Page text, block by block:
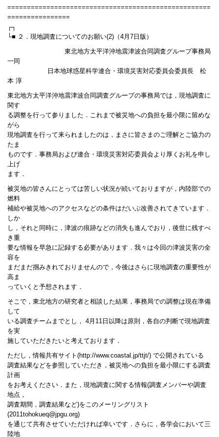
====================================================
================
┌┐
└■ ２．現地調査についてのお願い(2)（4月7日版）
東北地方太平洋沖地震津波合同調査グループ事務局
一同
日本地球惑星科学連合・環境災害対応委員会委員長 松
本 淳
東北地方太平洋沖地震津波合同調査グループの事務局では，現地調査に
関す
る調整を行って参りました．これまで被災地への負担を最小限に留めな
がら
現地調査を行って来られましたのは，まさに皆さまのご理解とご協力の
たま
ものです．事務局および連合・環境災害対応委員会より厚くお礼を申し
上げ
ます．
被災地の皆さんにとっては苦しい状況が続いておりますが，内陸部での
燃料
補給や被災地へのアクセスなどの条件はだいぶ改善されてきています．
しか
し，それと同時に，津波の痕跡などの消失も進んでおり，後世に残すべ
き重
要な情報を早急に記録する必要があります．我々は今回の津波災害の全
容を
まだまだ掴みきれておりませんので，今後はさらに現地調査の重要性が
高ま
っていくと予想されます．
そこで，東北地方の研究者と相談した結果，事務局での調整は現在準備
して
いる調査チームまでとし， 4月11日以降は原則，各自の判断で現地調査
を実
施していただきたいと考えております．
ただし，情報共有サイト(http://www.coastal.jp/ttjt/) で公開されている
調査結果などを参照していただき，被災地への負担を最小限にする調査
計画
をお考えください．また，現地調査に関する情報(調査メンバーや調査
地点，
調査期間，調査結果など)をこのメーリングリスト
(2011tohokueq@jpgu.org)
を通じて共有させていただければ幸いです．さらに，各学会において三
陸地